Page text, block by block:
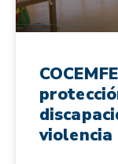
violencia